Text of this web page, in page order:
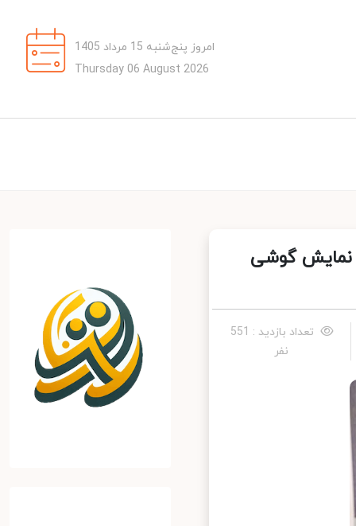
امروز پنج‌شنبه 15 مرداد 1405
Thursday 06 August 2026
گوشی
تعداد بازدید : 551
نفر